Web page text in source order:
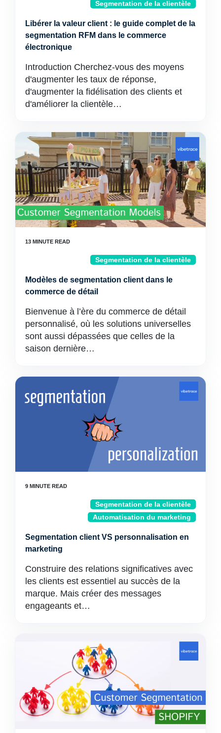
Segmentation de la clientèle
Libérer la valeur client : le guide complet de la
segmentation RFM dans le commerce
électronique
Introduction Cherchez-vous des moyens
d'augmenter les taux de réponse,
d'augmenter la fidélisation des clients et
d'améliorer la clientèle…
Segmentation de la clientèle
Modèles de segmentation client dans le
commerce de détail
Bienvenue à l’ère du commerce de détail
personnalisé, où les solutions universelles
sont aussi dépassées que celles de la
saison dernière…
Segmentation de la clientèle
Automatisation du marketing
Segmentation client VS personnalisation en
marketing
Construire des relations significatives avec
les clients est essentiel au succès de la
marque. Mais créer des messages
engageants et…